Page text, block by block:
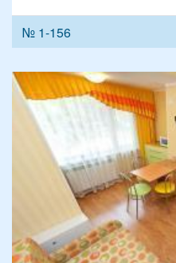
№ 1-156